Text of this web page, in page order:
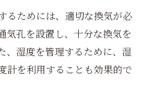
るためには、適切な換気が必
気孔を設置し、十分な換気を
、湿度を管理するために、湿
計を利用することも効果的で